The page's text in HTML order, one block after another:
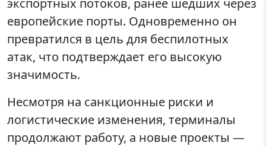
европейские порты. Одновременно он
превратился в цель для беспилотных
атак, что подтверждает его высокую
значимость.
Несмотря на санкционные риски и
логистические изменения, терминалы
продолжают работу, а новые проекты —